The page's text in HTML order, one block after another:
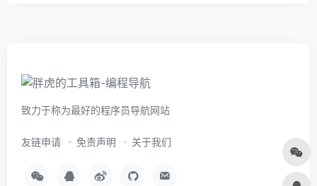
致力于称为最好的程序员导航网站
友链申请 免责声明 关于我们